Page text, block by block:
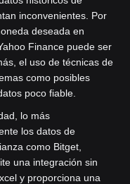
inconvenientes. Por
deseada en
Finance puede ser
el uso de técnicas de
como posibles
poco fiable.
lo más
los datos de
como Bitget,
una integración sin
y proporciona una